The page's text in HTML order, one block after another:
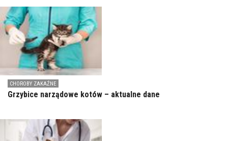
CHOROBY ZAKAŹNE
Grzybice narządowe kotów – aktualne dane